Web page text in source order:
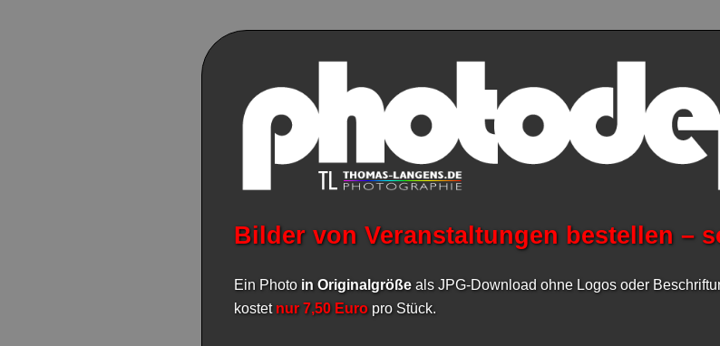
Bilder von Veranstaltungen bestellen –
Ein Photo in Originalgrößeals JPG-Download ohne Logos oder
kostet nur 7,50 Euro pro Stück.